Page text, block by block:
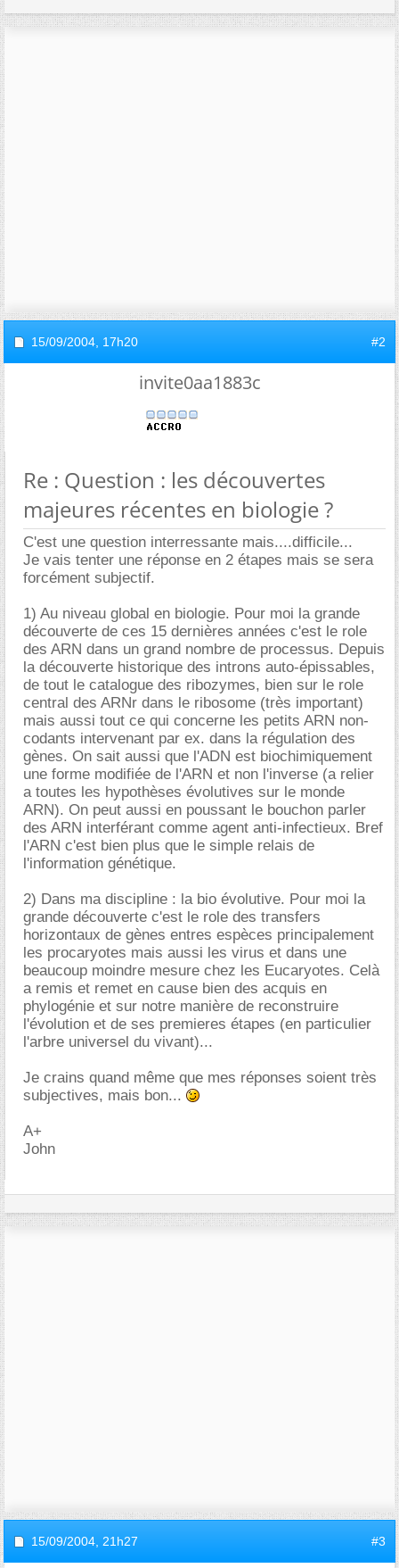
15/09/2004, 17h20 #2
invite0aa1883c
Re : Question : les découvertes
majeures récentes en biologie ?
C'est une question interressante mais....difficile...
Je vais tenter une réponse en 2 étapes mais se sera
forcément subjectif.
1) Au niveau global en biologie. Pour moi la grande
découverte de ces 15 dernières années c'est le role
des ARN dans un grand nombre de processus. Depuis
la découverte historique des introns auto-épissables,
de tout le catalogue des ribozymes, bien sur le role
central des ARNr dans le ribosome (très important)
mais aussi tout ce qui concerne les petits ARN non-
codants intervenant par ex. dans la régulation des
gènes. On sait aussi que l'ADN est biochimiquement
une forme modifiée de l'ARN et non l'inverse (a relier
a toutes les hypothèses évolutives sur le monde
ARN). On peut aussi en poussant le bouchon parler
des ARN interférant comme agent anti-infectieux. Bref
l'ARN c'est bien plus que le simple relais de
l'information génétique.
2) Dans ma discipline : la bio évolutive. Pour moi la
grande découverte c'est le role des transfers
horizontaux de gènes entres espèces principalement
les procaryotes mais aussi les virus et dans une
beaucoup moindre mesure chez les Eucaryotes. Celà
a remis et remet en cause bien des acquis en
phylogénie et sur notre manière de reconstruire
l'évolution et de ses premieres étapes (en particulier
l'arbre universel du vivant)...
Je crains quand même que mes réponses soient très
subjectives, mais bon...
A+
John
15/09/2004, 21h27 #3